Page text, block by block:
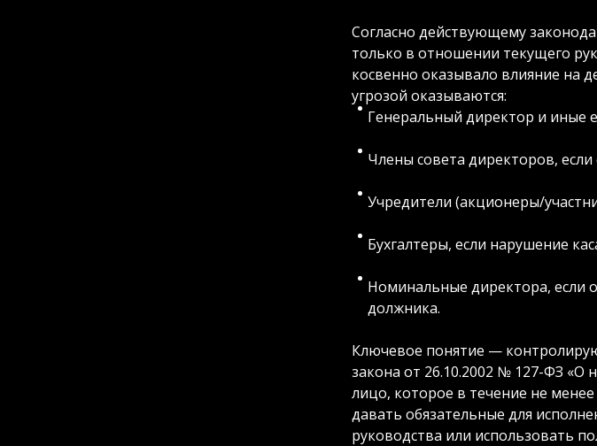
Согласно действующему
только в отношении текущего
косвенно оказывало влияние на
угрозой оказываются:
Генеральный директор и иные
Члены совета директоров,
Учредители (акционеры/
Бухгалтеры, если нарушение
Номинальные директора, если
должника.
Ключевое понятие —
закона от 26.10.2002 № 127-ФЗ «О
лицо, которое в течение не
давать обязательные для
руководства или использовать